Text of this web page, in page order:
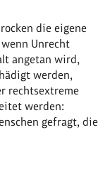
die eigene
Unrecht
angetan wird,
werden,
rechtsextreme
werden:
gefragt, die